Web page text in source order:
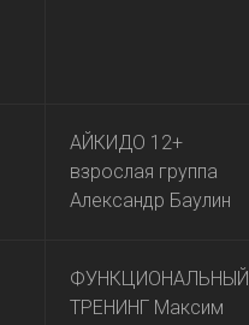
АЙКИДО 12+
взрослая группа
Александр Баулин
ФУНКЦИОНАЛЬНЫЙ
ТРЕНИНГ Максим